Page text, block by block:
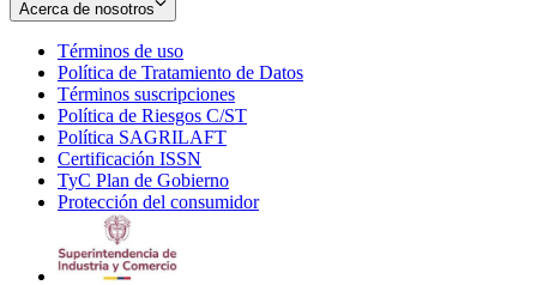
Acerca de nosotros
Términos de uso
in
new
window
Política de Tratamiento de Datos
Términos suscripciones
in
Política de Riesgos C/ST
Política SAGRILAFT
new
window
Certificación ISSN
in
new
TyC Plan de Gobierno
in
Protección del consumidorOpens